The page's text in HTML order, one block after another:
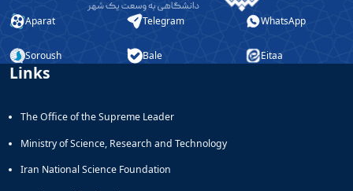
Aparat Telegram WhatsApp
Soroush Bale Eitaa
Links
The Office of the Supreme Leader
Ministry of Science, Research and Technology
Iran National Science Foundation